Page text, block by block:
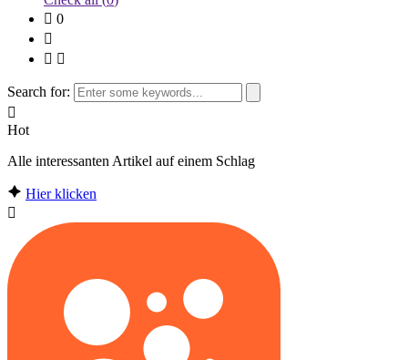
0
Search for:
Hot
Alle interessanten Artikel auf einem Schlag
Hier klicken